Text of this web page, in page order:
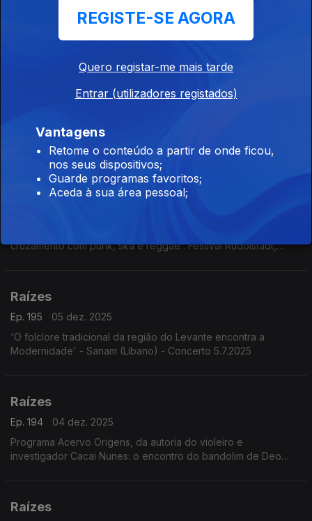
Canto Difónico - Yat-Kha - Albert Kuvezin - Dalai Beldiri
Raízes
cruzamento com punk, ska e reggae'. Festival Rudolstadt,
Raízes
Ep. 195
05 dez. 2025
'O folclore tradicional da região do Levante encontra a
Modernidade' - Sanam (Líbano) - Concerto 5.7.2025
Raízes
Ep. 194
04 dez. 2025
Programa Acervo Origens, da autoria do violeiro e
investigador Cacai Nunes: o encontro do bandolim de Deo
Raízes
REGISTE-SE AGORA
Quero registar-me mais tarde
Entrar (utilizadores registados)
Vantagens
Retome o conteúdo a partir de onde ficou,
nos seus dispositivos;
Guarde programas favoritos;
Aceda à sua área pessoal;